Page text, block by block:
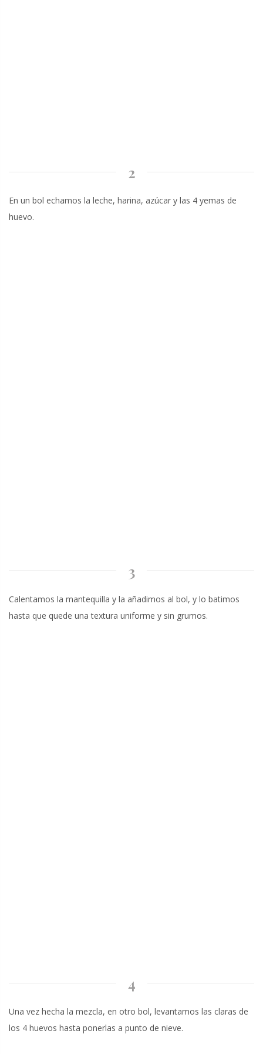
2
En un bol echamos la leche, harina, azúcar y las 4 yemas de
huevo.
3
Calentamos la mantequilla y la añadimos al bol, y lo batimos
hasta que quede una textura uniforme y sin grumos.
4
Una vez hecha la mezcla, en otro bol, levantamos las claras de
los 4 huevos hasta ponerlas a punto de nieve.